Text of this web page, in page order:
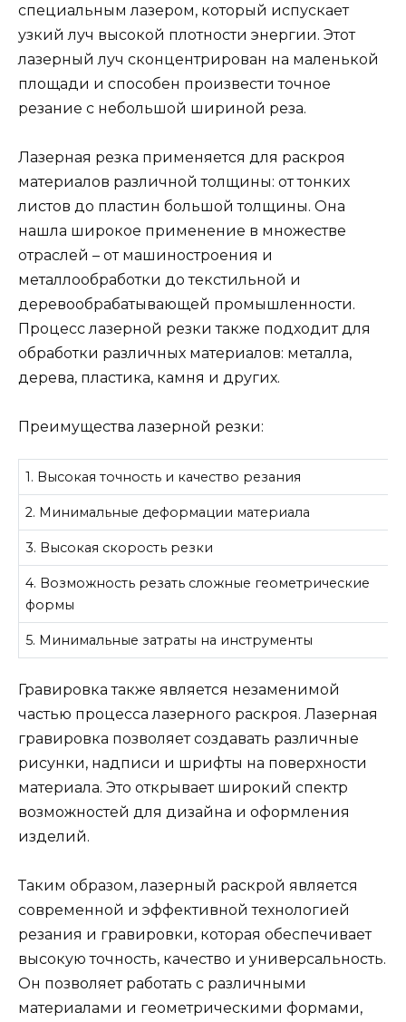
специальным лазером, который испускает
узкий луч высокой плотности энергии. Этот
лазерный луч сконцентрирован на маленькой
площади и способен произвести точное
резание с небольшой шириной реза.
Лазерная резка применяется для раскроя
материалов различной толщины: от тонких
листов до пластин большой толщины. Она
нашла широкое применение в множестве
отраслей – от машиностроения и
металлообработки до текстильной и
деревообрабатывающей промышленности.
Процесс лазерной резки также подходит для
обработки различных материалов: металла,
дерева, пластика, камня и других.
Преимущества лазерной резки:
1. Высокая точность и качество резания
2. Минимальные деформации материала
3. Высокая скорость резки
4. Возможность резать сложные геометрические
формы
5. Минимальные затраты на инструменты
Гравировка также является незаменимой
частью процесса лазерного раскроя. Лазерная
гравировка позволяет создавать различные
рисунки, надписи и шрифты на поверхности
материала. Это открывает широкий спектр
возможностей для дизайна и оформления
изделий.
Таким образом, лазерный раскрой является
современной и эффективной технологией
резания и гравировки, которая обеспечивает
высокую точность, качество и универсальность.
Он позволяет работать с различными
материалами и геометрическими формами,